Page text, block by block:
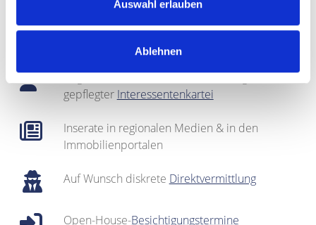
Auswahl erlauben
Ablehnen
Fotografie & Exposé-Erstellung
Regionales Netzwerk inklusive sehr gut
gepflegter Interessentenkartei
Inserate in regionalen Medien & in den
Immobilienportalen
Auf Wunsch diskrete Direktvermittlung
Open-House-Besichtigungstermine